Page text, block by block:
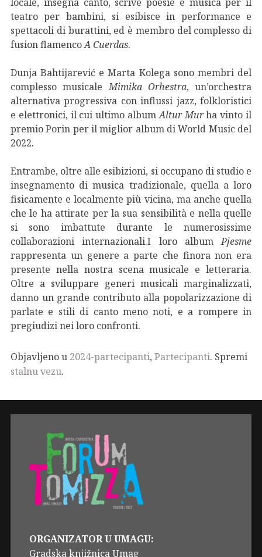
teatro per bambini, si esibisce in performance e
spettacoli di burattini, ed è membro del complesso di
fusion flamencoA Cuerdas.
Dunja Bahtijarević e Marta Kolega sono membri del
complesso musicale Mimika Orhestra, un’orchestra
alternativa progressiva con influssi jazz, folkloristici
e elettronici, il cui ultimo album Altur Murha vinto il
premio Porin per il miglior album di World Music del
2022.
Entrambe, oltre alle esibizioni, si occupano di studio e
insegnamento di musica tradizionale, quella a loro
fisicamente e localmente più vicina, ma anche quella
che le ha attirate per la sua sensibilità e nella quelle
si sono imbattute durante le numerosissime
collaborazioni internazionali.I loro album Pjesme
rappresenta un genere a parte che finora non era
presente nella nostra scena musicale e letteraria.
Oltre a sviluppare generi musicali marginalizzati,
danno un grande contributo alla popolarizzazione di
parlate e stili di canto meno noti, e a rompere in
pregiudizi nei loro confronti.
Objavljeno u 2024-partecipanti, Partecipanti. Spremi
stalnu vezu.
ORGANIZATOR U UMAGU:
Gradska knjižnica Umag